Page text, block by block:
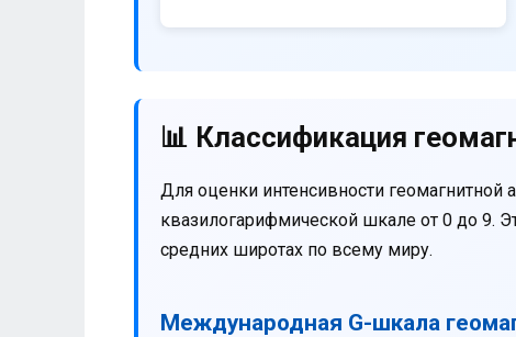
📊 Классификация
Для оценки интенсивности геомагнитной
квазилогарифмической шкале от 0 до 9.
средних широтах по всему миру.
Международная G-шкала